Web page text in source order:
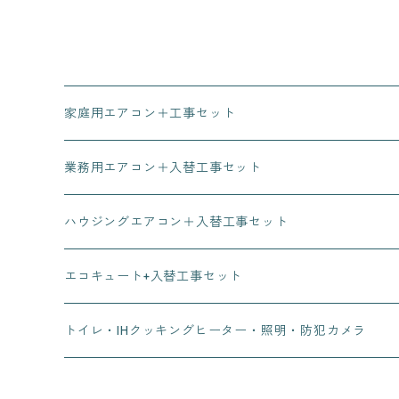
家庭用エアコン＋工事セット
業務用エアコン＋入替工事セット
ハウジングエアコン＋入替工事セット
エコキュート+入替工事セット
トイレ・IHクッキングヒーター・照明・防犯カメラ